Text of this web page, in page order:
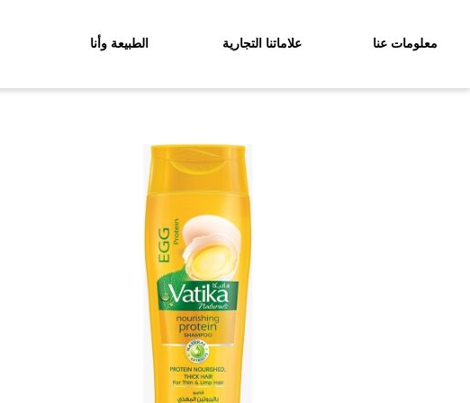
معلومات عنا علاماتنا التجارية الطبيعة وأنا